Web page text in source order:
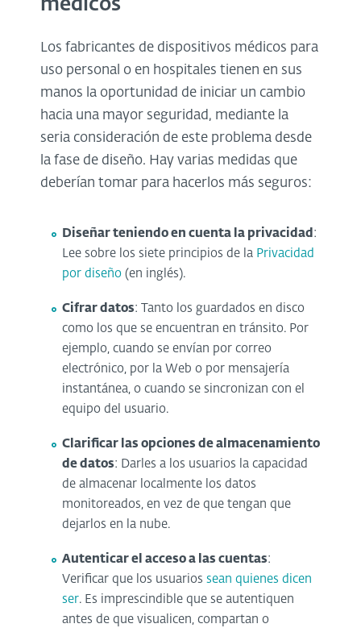
médicos
Los fabricantes de dispositivos médicos para
uso personal o en hospitales tienen en sus
manos la oportunidad de iniciar un cambio
hacia una mayor seguridad, mediante la
seria consideración de este problema desde
la fase de diseño. Hay varias medidas que
deberían tomar para hacerlos más seguros:
Diseñar teniendo en cuenta la privacidad :
Lee sobre los siete principios de la Privacidad
por diseño (en inglés).
Cifrar datos: Tanto los guardados en disco
como los que se encuentran en tránsito. Por
ejemplo, cuando se envían por correo
electrónico, por la Web o por mensajería
instantánea, o cuando se sincronizan con el
equipo del usuario.
Clarificar las opciones de almacenamiento
de datos: Darles a los usuarios la capacidad
de almacenar localmente los datos
monitoreados, en vez de que tengan que
dejarlos en la nube.
Autenticar el acceso a las cuentas:
Verificar que los usuariossean quienes dicen
ser. Es imprescindible que se autentiquen
antes de que visualicen, compartan o